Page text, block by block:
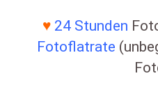
♥ 24 Stunden
Fotoflatrate